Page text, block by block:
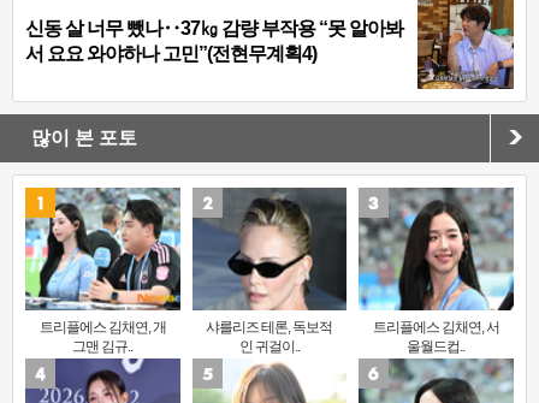
신동 살 너무 뺐나‥37㎏ 감량 부작용 “못 알아봐
서 요요 와야하나 고민”(전현무계획4)
많이 본 포토
트리플에스 김채연, 개
그맨 김규..
샤를리즈 테론, 독보적
인 귀걸이..
트리플에스 김채연, 서
울월드컵..